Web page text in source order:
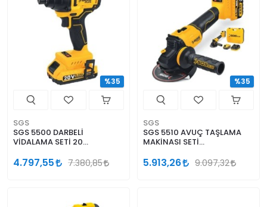
SGS
SGS 5500 DARBELİ
VİDALAMA SETİ 20
MOTOR)
4.797,55 7.380,85
%35
SGS
SGS 5510 AVUÇ TAŞLAMA
MAKİNASI SETİ
MOTOR)
5.913,26 9.097,32
%35